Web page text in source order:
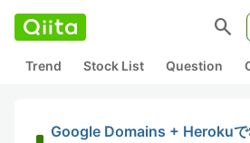
search
Trend Stock List Question
Google Domains + Herokuで